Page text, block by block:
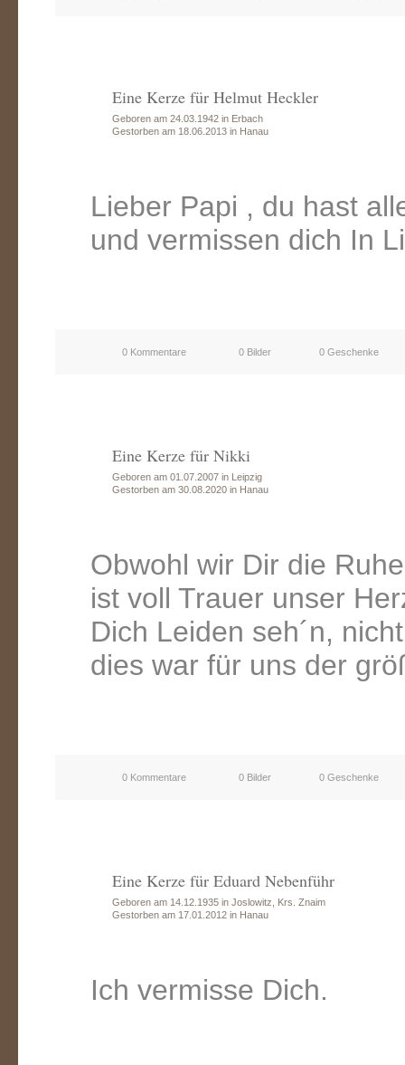
Eine Kerze für Helmut Heckler
Geboren am 24.03.1942 in Erbach
Gestorben am 18.06.2013 in Hanau
Lieber Papi , du hast
und vermissen dich In
0 Kommentare 0 Bilder 0 Geschenke
Eine Kerze für Nikki
Geboren am 01.07.2007 in Leipzig
Gestorben am 30.08.2020 in Hanau
Obwohl wir Dir die
ist voll Trauer unser
Dich Leiden seh´n,
dies war für uns der
0 Kommentare 0 Bilder 0 Geschenke
Eine Kerze für Eduard Nebenführ
Geboren am 14.12.1935 in Joslowitz, Krs. Znaim
Gestorben am 17.01.2012 in Hanau
Ich vermisse Dich.